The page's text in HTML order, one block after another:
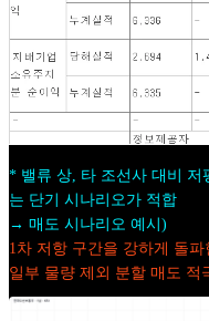
* 밸류 상, 타 조선사 대비 저
는 단기 시나리오가 적합
→ 매도 시나리오 예시)
1차 저항 구간을 강하게 돌파
일부 물량 제외 분할 매도 적